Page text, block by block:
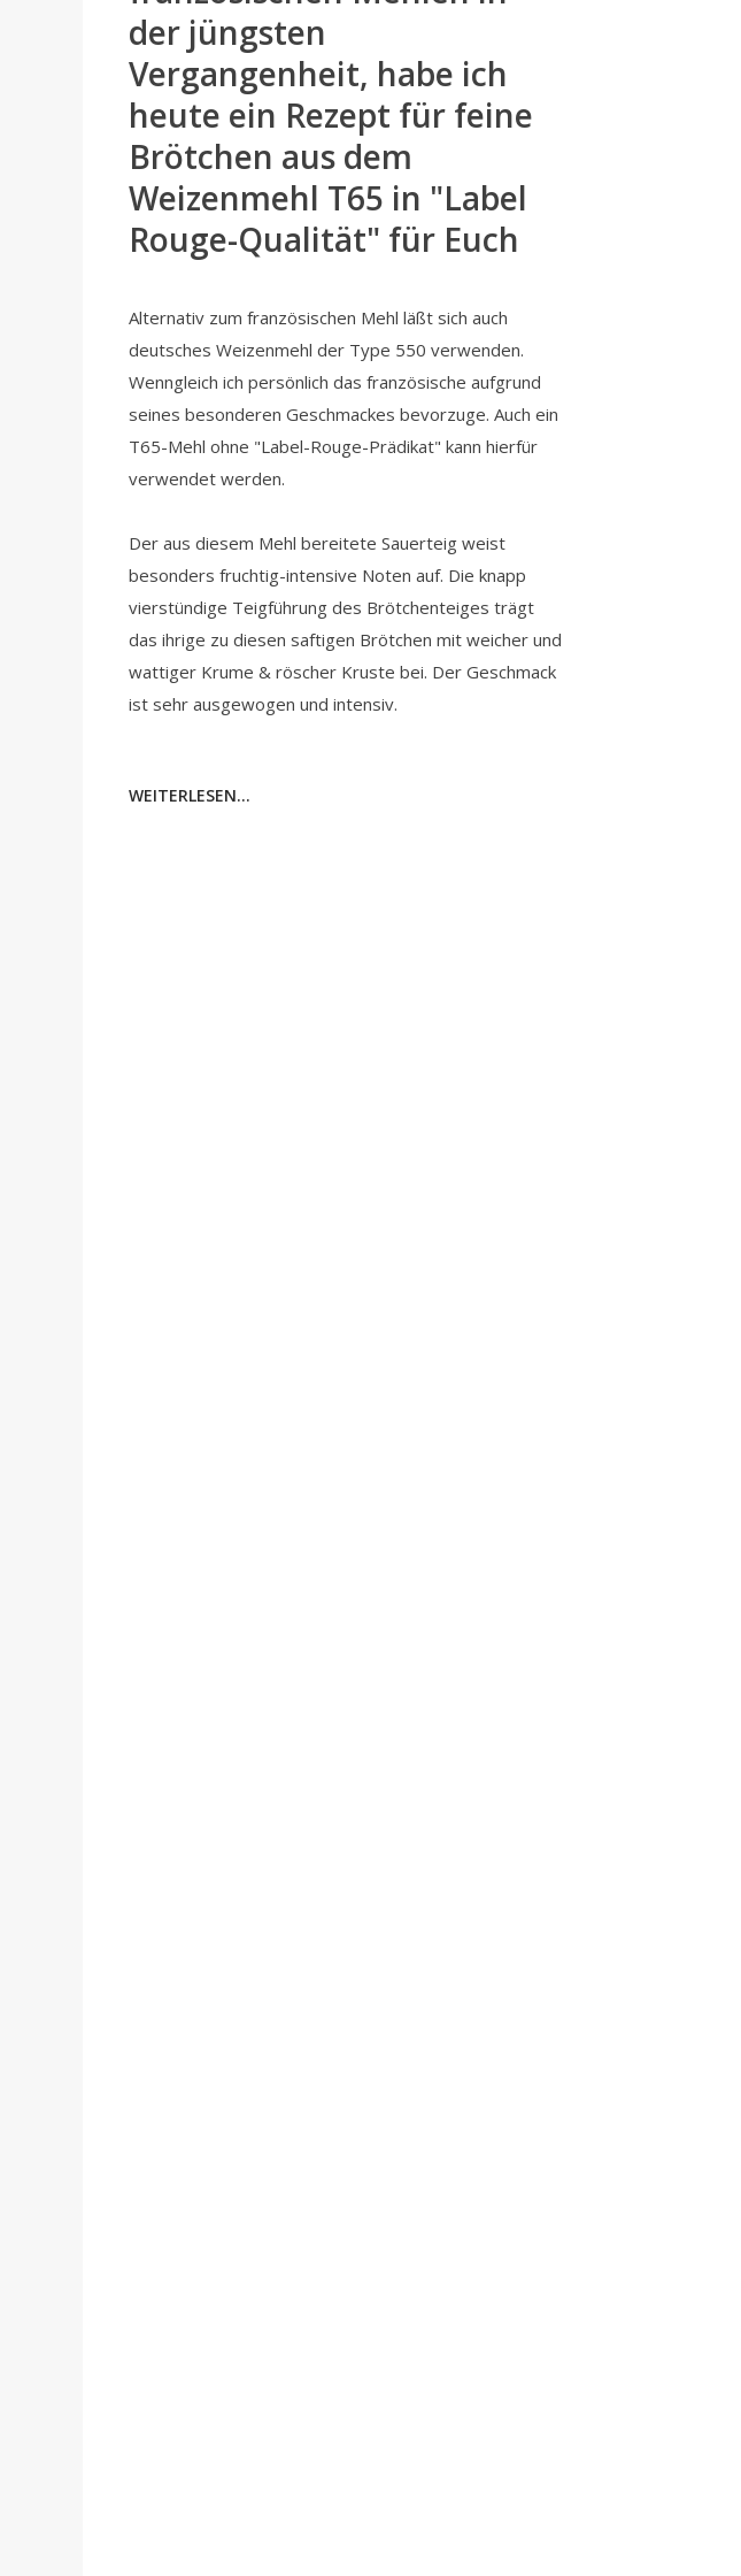
der jüngsten
Vergangenheit, habe ich
heute ein Rezept für feine
Brötchen aus dem
Weizenmehl T65 in "Label
Rouge-Qualität" für Euch
Alternativ zum französischen Mehl läßt sich auch
deutsches Weizenmehl der Type 550 verwenden.
Wenngleich ich persönlich das französische aufgrund
seines besonderen Geschmackes bevorzuge. Auch ein
T65-Mehl ohne "Label-Rouge-Prädikat" kann hierfür
verwendet werden.
Der aus diesem Mehl bereitete Sauerteig weist
besonders fruchtig-intensive Noten auf. Die knapp
vierstündige Teigführung des Brötchenteiges trägt
das ihrige zu diesen saftigen Brötchen mit weicher und
wattiger Krume & röscher Kruste bei. Der Geschmack
ist sehr ausgewogen und intensiv.
WEITERLESEN...